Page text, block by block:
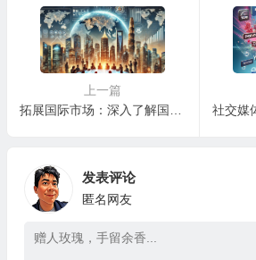
上一篇
拓展国际市场：深入了解国际商业的复杂性与潜力
发表评论
匿名网友